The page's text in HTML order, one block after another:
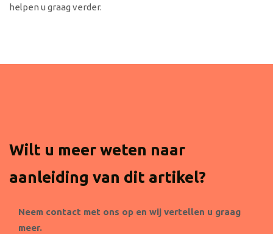
helpen u graag verder.
Wilt u meer weten naar
aanleiding van dit artikel?
Neem contact met ons op en wij vertellen u graag
meer.